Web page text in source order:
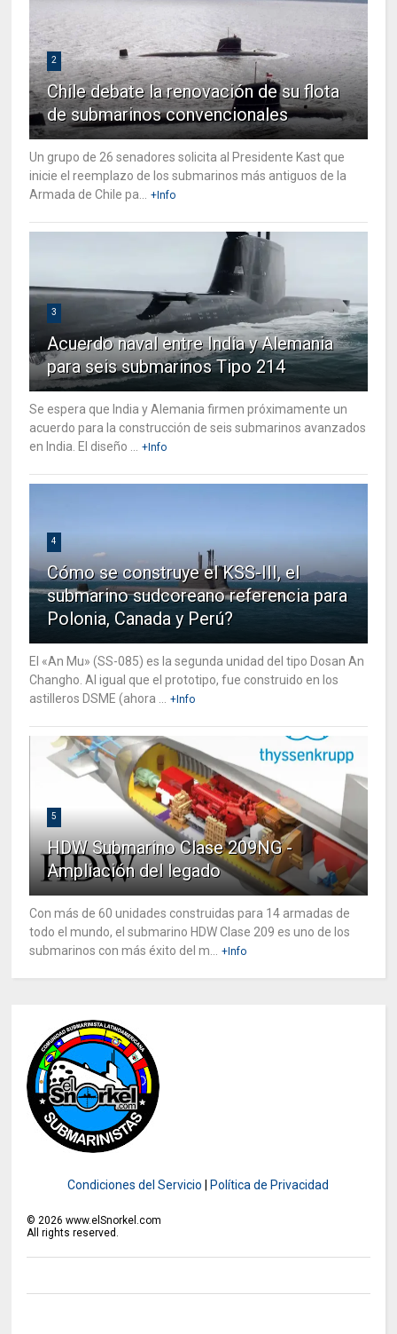
2
Chile debate la renovación de su flota
de submarinos convencionales
Un grupo de 26 senadores solicita al Presidente Kast que
inicie el reemplazo de los submarinos más antiguos de la
Armada de Chile pa... +Info
3
Acuerdo naval entre India y Alemania
para seis submarinos Tipo 214
Se espera que India y Alemania firmen próximamente un
acuerdo para la construcción de seis submarinos avanzados
en India. El diseño ... +Info
4
Cómo se construye el KSS-III, el
submarino sudcoreano referencia para
Polonia, Canada y Perú?
El «An Mu» (SS-085) es la segunda unidad del tipo Dosan An
Changho. Al igual que el prototipo, fue construido en los
astilleros DSME (ahora ... +Info
5
HDW Submarino Clase 209NG -
Ampliación del legado
Con más de 60 unidades construidas para 14 armadas de
todo el mundo, el submarino HDW Clase 209 es uno de los
submarinos con más éxito del m... +Info
Condiciones del Servicio Política de Privacidad
©2026 www.elSnorkel.com
All rights reserved.